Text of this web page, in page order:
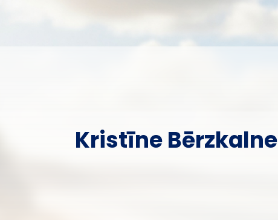
Kristīne Bērzkalne